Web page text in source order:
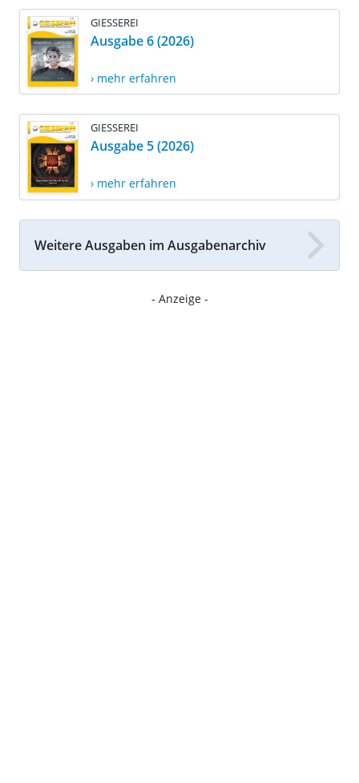
GIESSEREI
Ausgabe 6 (2026)
› mehr erfahren
GIESSEREI
Ausgabe 5 (2026)
› mehr erfahren
Weitere Ausgaben im Ausgabenarchiv
- Anzeige -